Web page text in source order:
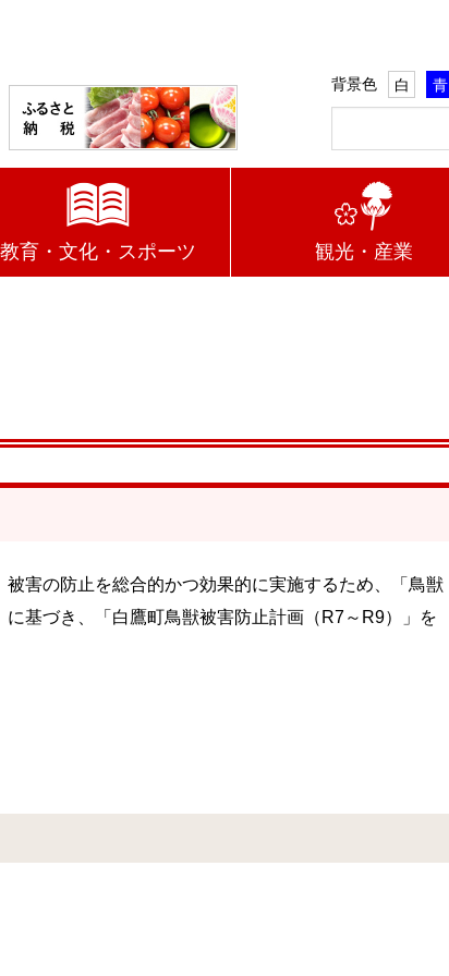
背景色 白 青
教育・文化・スポーツ 観光・産業
害の防止を総合的かつ効果的に実施するため、「鳥獣
基づき、「白鷹町鳥獣被害防止計画（R7～R9）」を